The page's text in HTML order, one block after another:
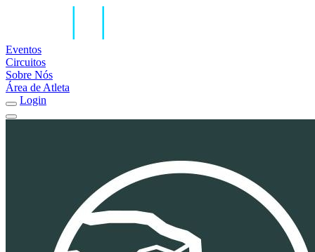
Eventos
Circuitos
Sobre Nós
Área de Atleta
Login